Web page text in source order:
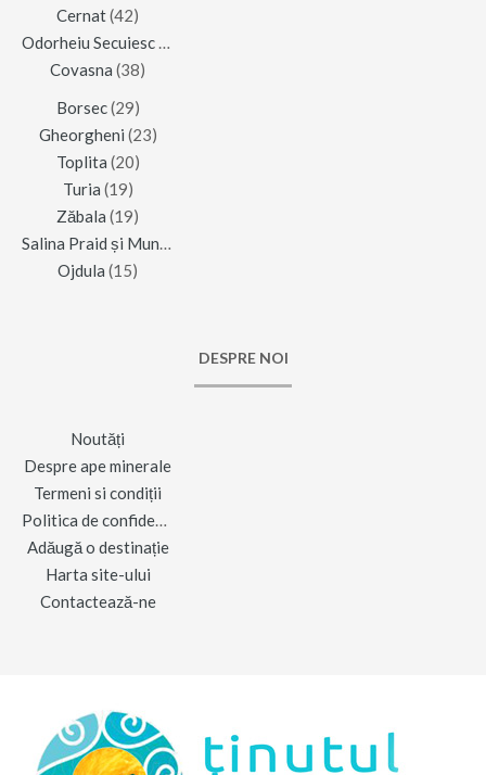
Cernat(42)
Odorheiu Secuiesc
Covasna (38)
Borsec(29)
Gheorgheni (23)
Toplita (20)
Turia (19)
Zăbala (19)
Salina Praid și Muntele de Sare
Ojdula (15)
DESPRE NOI
Noutăți
Despre ape minerale
Termeni si condiții
Politica de confidențialitate
Adăugă o destinație
Harta site-ului
Contactează-ne